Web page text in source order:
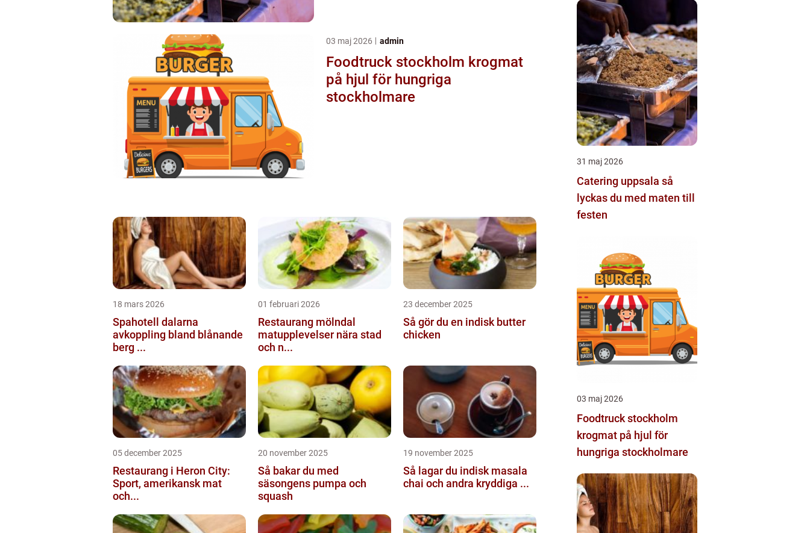
03 maj 2026 admin
Foodtruck stockholm krogmat
på hjul för hungriga
stockholmare
18 mars 2026
Spahotell dalarna
avkoppling bland blånande
berg ...
01 februari 2026
Restaurang mölndal
matupplevelser nära stad
och n...
23 december 2025
Så gör du en indisk butter
chicken
05 december 2025
Restaurang i Heron City:
Sport, amerikansk mat
och...
20 november 2025
Så bakar du med
säsongens pumpa och
squash
19 november 2025
Så lagar du indisk masala
chai och andra kryddiga ...
31 maj 2026
Catering uppsala så
lyckas du med maten till
festen
03 maj 2026
Foodtruck stockholm
krogmat på hjul för
hungriga stockholmare